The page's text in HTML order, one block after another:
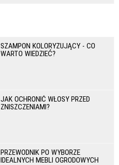
SZAMPON KOLORYZUJĄCY - CO
WARTO WIEDZIEĆ?
JAK OCHRONIĆ WŁOSY PRZED
ZNISZCZENIAMI?
PRZEWODNIK PO WYBORZE
IDEALNYCH MEBLI OGRODOWYCH